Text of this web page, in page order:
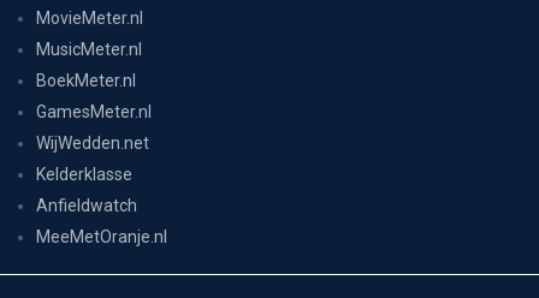
MovieMeter.nl
MusicMeter.nl
BoekMeter.nl
GamesMeter.nl
WijWedden.net
Kelderklasse
Anfieldwatch
MeeMetOranje.nl